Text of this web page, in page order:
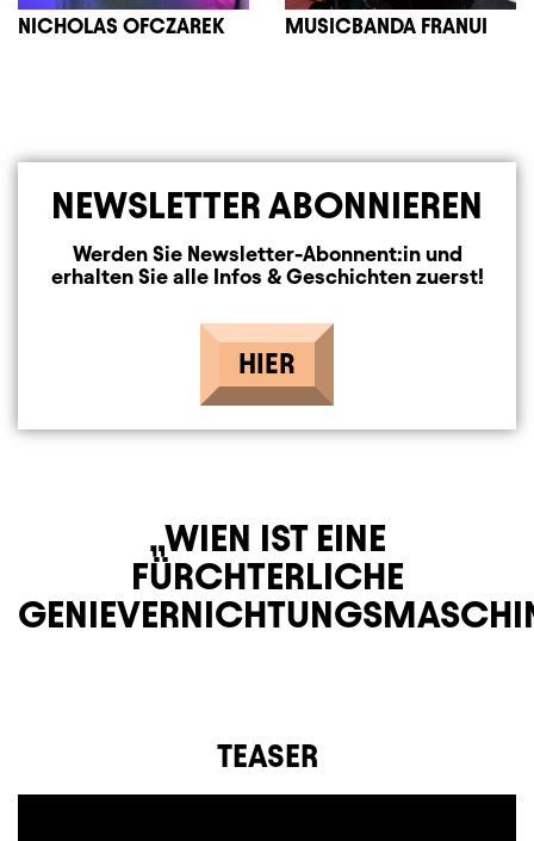
NICHOLAS OFCZAREK MUSICBANDA FRANUI
NEWSLETTER ABONNIEREN
Werden Sie Newsletter-Abonnent:in und
erhalten Sie alle Infos & Geschichten zuerst!
HIER
WIEN IST EINE
FÜRCHTERLICHE
TEASER